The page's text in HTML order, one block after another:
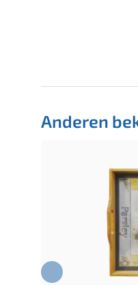
Anderen